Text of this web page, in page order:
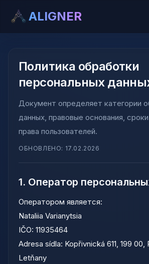
ALIGNER
Политика обработки
персональных
Документ определяет категории
данных, правовые основания,
права пользователей.
ОБНОВЛЕНО: 17.02.2026
1. Оператор
Оператором является:
Nataliia Varianytsia
IČO: 11935464
Adresa sídla: Kopřivnická 611, 199 00,
Letňany